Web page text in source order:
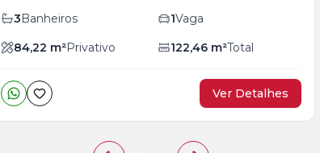
3Banheiros 1Vaga
84,22 m²Privativo 122,46m²Total
Ver Detalhes